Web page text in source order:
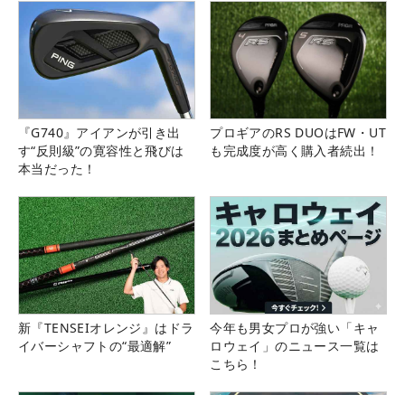
『G740』アイアンが引き出
す“反則級”の寛容性と飛びは
本当だった！
プロギアのRS DUOはFW・UT
も完成度が高く購入者続出！
新『TENSEIオレンジ』はドラ
イバーシャフトの“最適解”
今年も男女プロが強い「キャ
ロウェイ」のニュース一覧は
こちら！